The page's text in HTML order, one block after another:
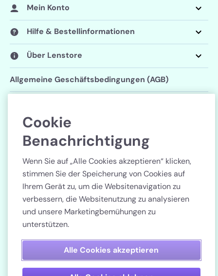
Mein Konto
Hilfe & Bestellinformationen
Über Lenstore
Allgemeine Geschäftsbedingungen (AGB)
Cookie-Einstellungen
Land
Bezahlen Sie sicher
Cookie
Benachrichtigung
Wenn Sie auf „Alle Cookies akzeptieren“ klicken,
stimmen Sie der Speicherung von Cookies auf
Ihrem Gerät zu, um die Websitenavigation zu
verbessern, die Websitenutzung zu analysieren
und unsere Marketingbemühungen zu
unterstützen.
Alle Cookies akzeptieren